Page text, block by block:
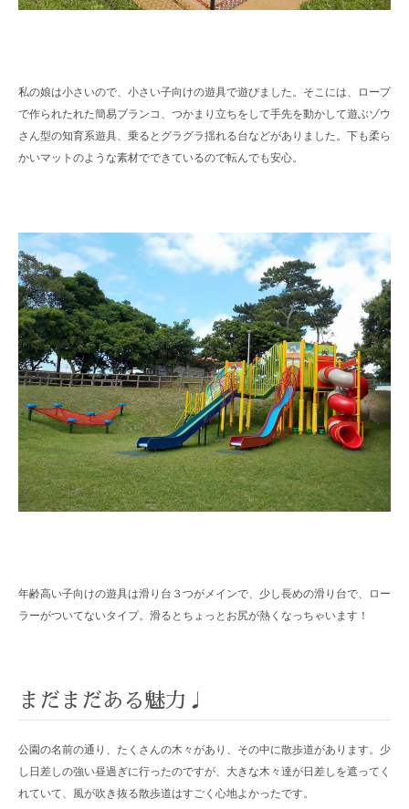
私の娘は小さいので、小さい子向けの遊具で遊びました。そこには、ロープ
で作られたれた簡易ブランコ、つかまり立ちをして手先を動かして遊ぶゾウ
さん型の知育系遊具、乗るとグラグラ揺れる台などがありました。下も柔ら
かいマットのような素材でできているので転んでも安心。
年齢高い子向けの遊具は滑り台３つがメインで、少し長めの滑り台で、ロー
ラーがついてないタイプ。滑るとちょっとお尻が熱くなっちゃいます！
まだまだある魅力♩
公園の名前の通り、たくさんの木々があり、その中に散歩道があります。少
し日差しの強い昼過ぎに行ったのですが、大きな木々達が日差しを遮ってく
れていて、風が吹き抜る散歩道はすごく心地よかったです。